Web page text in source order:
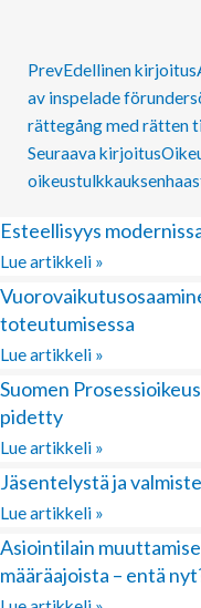
PrevEdellinen kirjoitus
av inspelade
rättegång med rätten
Seuraava kirjoitus
Esteellisyys
Lue artikkeli »
toteutumisessa
Lue artikkeli »
Suomen
pidetty
Lue artikkeli »
Jäsentelystä ja
Lue artikkeli »
Asiointilain
määräajoista – entä